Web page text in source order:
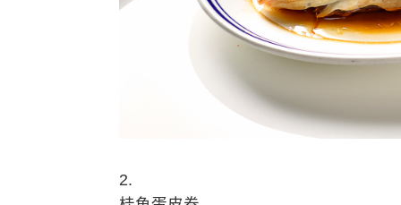
2.